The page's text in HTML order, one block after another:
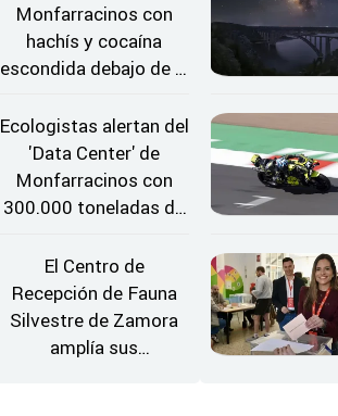
Monfarracinos con
hachís y cocaína
escondida debajo de la
coche
Ecologistas alertan del
'Data Center' de
Monfarracinos con
300.000 toneladas de
al año
El Centro de
Recepción de Fauna
Silvestre de Zamora
amplía sus